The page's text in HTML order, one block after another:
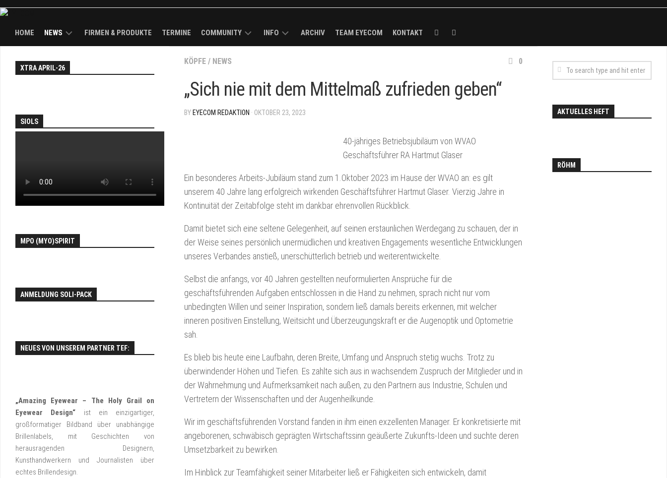
HOME NEWS
NEWS
FIRMEN & PRODUKTE TERMINE COMMUNITY
EYECOM
THROUGH
FAIR
ANMELDUNG
EYECOM-
TV
EYEWEAR
FORUM
TEF
MAGAZINE
TEF
TEF
INSTAGRAM
TEF
LINKEDIN
NEWSLETTER
SIGN
UP
INFO
MEDIADATEN
ARCHIV TEAM EYECOM KONTAKT
KÖPFE / NEWS 0
„Sich nie mit dem Mittelmaß zufrieden geben“
BY EYECOM REDAKTION · OKTOBER 23, 2023
40-jähriges Betriebsjubiläum von WVAO
Geschäftsführer RA Hartmut Glaser
Ein besonderes Arbeits-Jubiläum stand zum 1.Oktober 2023 im Hause der WVAO an: es gilt
unserem 40 Jahre lang erfolgreich wirkenden Geschäftsführer Hartmut Glaser. Vierzig Jahre in
Kontinuität der Zeitabfolge steht im dankbar ehrenvollen Rückblick.
Damit bietet sich eine seltene Gelegenheit, auf seinen erstaunlichen Werdegang zu schauen, der in
der Weise seines persönlich unermüdlichen und kreativen Engagements wesentliche Entwicklungen
unseres Verbandes anstieß, unerschütterlich betrieb und weiterentwickelte.
Selbst die anfangs, vor 40 Jahren gestellten neuformulierten Ansprüche für die
geschäftsführenden Aufgaben entschlossen in die Hand zu nehmen, sprach nicht nur vom
unbedingten Willen und seiner Inspiration, sondern ließ damals bereits erkennen, mit welcher
inneren positiven Einstellung, Weitsicht und Überzeugungskraft er die Augenoptik und Optometrie
sah.
Es blieb bis heute eine Laufbahn, deren Breite, Umfang und Anspruch stetig wuchs. Trotz zu
überwindender Höhen und Tiefen. Es zahlte sich aus in wachsendem Zuspruch der Mitglieder und in
der Wahrnehmung und Aufmerksamkeit nach außen, zu den Partnern aus Industrie, Schulen und
Vertretern der Wissenschaften und der Augenheilkunde.
Wir im geschäftsführenden Vorstand fanden in ihm einen exzellenten Manager. Er konkretisierte mit
angeborenen, schwäbisch geprägten Wirtschaftssinn geäußerte Zukunfts-Ideen und suchte deren
Umsetzbarkeit zu bewirken.
Im Hinblick zur Teamfähigkeit seiner Mitarbeiter ließ er Fähigkeiten sich entwickeln, damit
XTRA APRIL-26
SIOLS
MPO (MYO)SPIRIT
ANMELDUNG SOLI-PACK
NEUES VON UNSEREM PARTNER TEF:
„Amazing Eyewear – The Holy Grail on
Eyewear Design“ ist ein einzigartiger,
großformatiger Bildband über unabhängige
Brillenlabels, mit Geschichten von
herausragenden Designern,
Kunsthandwerkern und Journalisten über
echtes Brillendesign.
AKTUELLES HEFT
RÖHM